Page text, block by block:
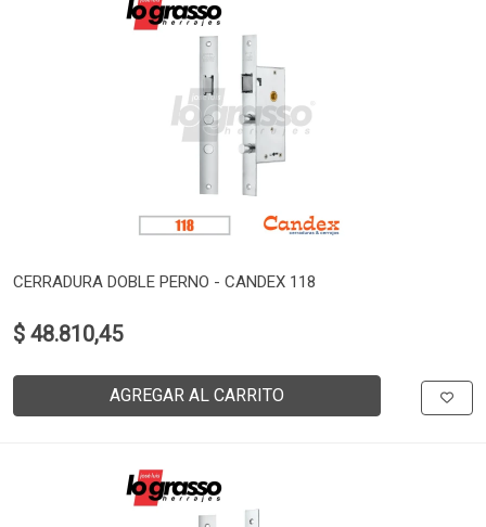
CERRADURA DOBLE PERNO - CANDEX 118
$ 48.810,45
AGREGAR AL CARRITO